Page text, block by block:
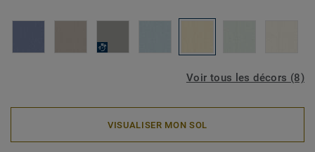
Voir tous les décors (8)
VISUALISER MON SOL